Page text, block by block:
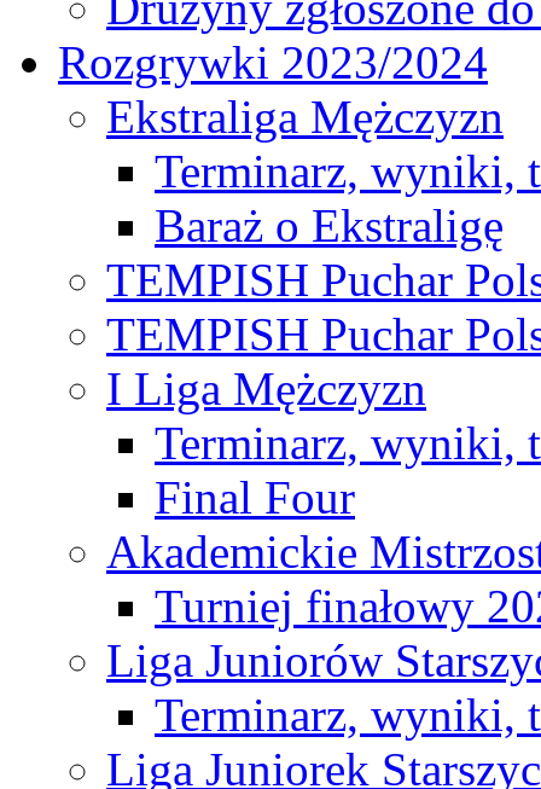
Rozgrywki 2023/2024
Ekstraliga Mężczyzn
Terminarz, wyniki,
Baraż o Ekstraligę
TEMPISH Puchar
TEMPISH Puchar
I Liga Mężczyzn
Terminarz, wyniki,
Final Four
Akademickie
Turniej finałowy
Liga Juniorów
Terminarz, wyniki,
Liga Juniorek